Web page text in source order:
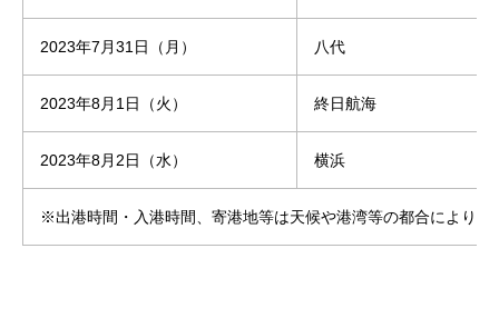
2023年7月31日（月） 八代
2023年8月1日（火） 終日航海
2023年8月2日（水） 横浜
※出港時間・入港時間、寄港地等は天候や港湾等の都合により変